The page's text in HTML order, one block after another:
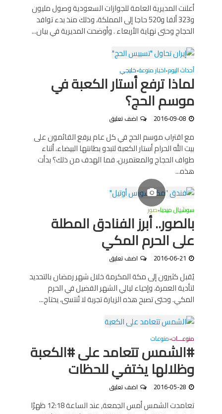
أعلنت المديرية العامة للجوازات السعودية وصول مليون
و323 ألفا و520 حاجا إلى المملكة، وذلك منذ بدء توافد
الحجاج وحتى نهاية الأربعاء . وأوضحت المديرية في بيان...
أحداث اليوم•اخبار منوعة•خليجي
لماذا ترفع أستار الكعبة في
موسم الحج؟
2016-09-08 اضف تعليق
مع اقتراب موسم الحج في كل عام يرفع القائمون على
بيت الله الحرام أستار الكعبة لتبدو بطانتها البيضاء، أثناء
طواف الحجاج والمعتمرين، فما الهدف من ذلك؟ بدأت
هذه...
سوشيال ميديا•صور
بالصور.. أبرز الفنادق المطلة
على الحرم المكي
2016-06-21 اضف تعليق
يُقبل كثيرون إلى مكة المكرمة خلال شهر رمضان بالتحديد
لتأدية العمرة، وإحياء ليالي الشهر الفضيل في الحرم
المكي. وحتى تصبح هذه الزيارة تجربة لا تُنتسى، يحتاج...
منوعـــات•منوعات
#الشمس تتعامد على #الكعبة
وظلالها يختفي للحظات
2016-05-28 اضف تعليق
تعامدت الشمس أمس الجمعة, عند الساعة 12:18 ظهرًا